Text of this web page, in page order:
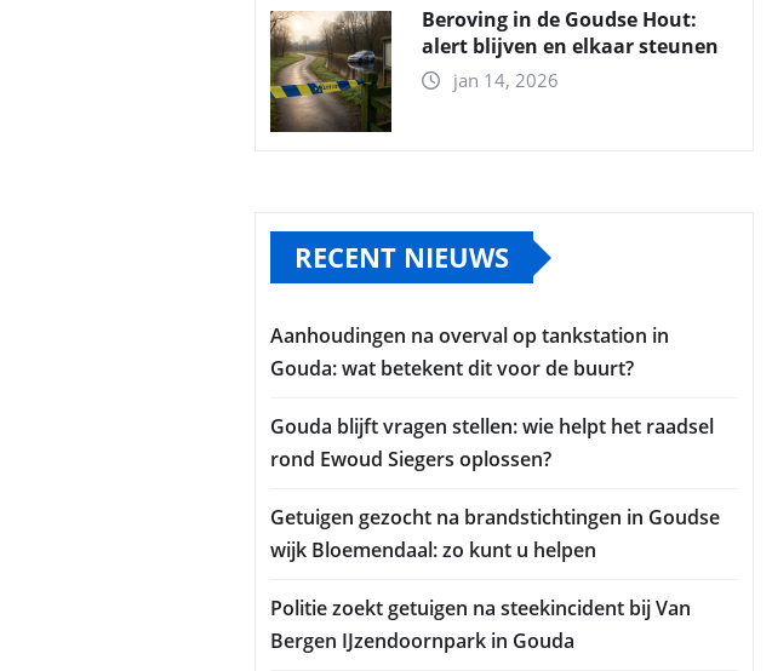
Beroving in de Goudse Hout:
alert blijven en elkaar steunen
jan 14, 2026
RECENT NIEUWS
Aanhoudingen na overval op tankstation in
Gouda: wat betekent dit voor de buurt?
Gouda blijft vragen stellen: wie helpt het raadsel
rond Ewoud Siegers oplossen?
Getuigen gezocht na brandstichtingen in Goudse
wijk Bloemendaal: zo kunt u helpen
Politie zoekt getuigen na steekincident bij Van
Bergen IJzendoornpark in Gouda